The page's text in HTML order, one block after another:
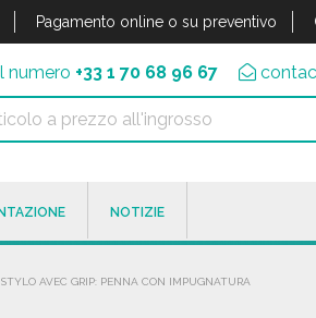
Pagamento online o su preventivo
numero +33 1 70 68 96 67
NOTIZIE
STYLO AVEC GRIP: PENNA CON IMPUGNATURA